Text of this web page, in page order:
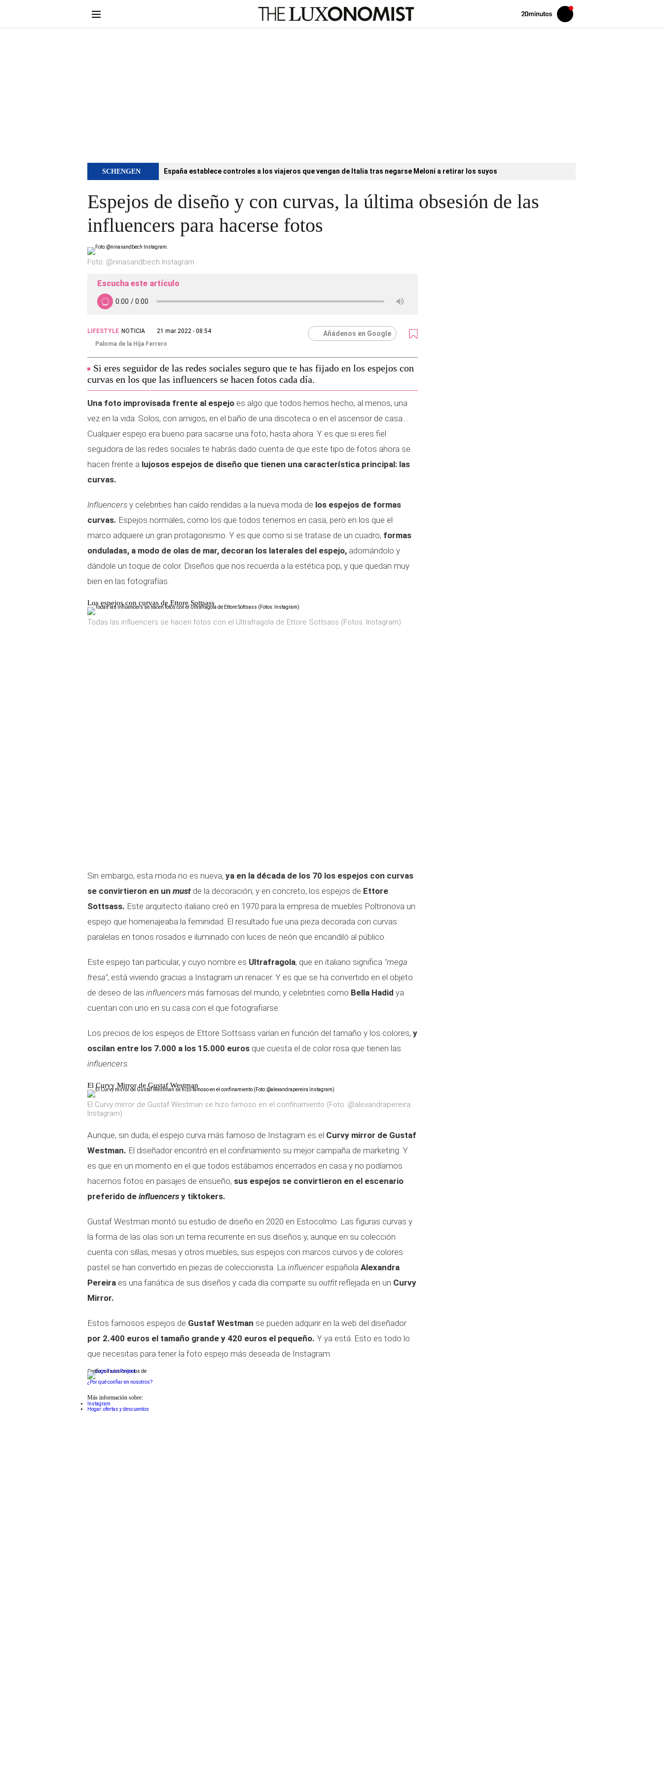
Volver
Iniciar
sesión
SCHENGEN España establece controles a los viajeros que vengan de Italia tras negarse Meloni a retirar los suyos
Espejos de diseño y con curvas, la última obsesión de las
influencers para hacerse fotos
Foto: @ninasandbech Instagram.
Escucha este artículo
LIFESTYLE NOTICIA
21 mar 2022 - 08:54
Paloma de la Hija Ferrero
Añádenos en Google
Si eres seguidor de las redes sociales seguro que te has fijado en los espejos con
curvas en los que las influencers se hacen fotos cada día.
Una foto improvisada frente al espejo es algo que todos hemos hecho, al menos, una
vez en la vida. Solos, con amigos, en el baño de una discoteca o en el ascensor de casa....
Cualquier espejo era bueno para sacarse una foto, hasta ahora. Y es que si eres fiel
seguidora de las redes sociales te habrás dado cuenta de que este tipo de fotos ahora se
hacen frente a lujosos espejos de diseño que tienen una característica principal: las
curvas.
Influencers y celebrities han caído rendidas a la nueva moda de los espejos de formas
curvas. Espejos normales, como los que todos tenemos en casa, pero en los que el
marco adquiere un gran protagonismo. Y es que como si se tratase de un cuadro, formas
onduladas, a modo de olas de mar, decoran los laterales del espejo, adornándolo y
dándole un toque de color. Diseños que nos recuerda a la estética pop, y que quedan muy
bien en las fotografías.
Los espejos con curvas de Ettore Sottsass
Todas las influencers se hacen fotos con el Ultrafragola de Ettore Sottsass (Fotos: Instagram)
Sin embargo, esta moda no es nueva, ya en la década de los 70 los espejos con curvas
se convirtieron en un must de la decoración, y en concreto, los espejos de Ettore
Sottsass. Este arquitecto italiano creó en 1970 para la empresa de muebles Poltronova un
espejo que homenajeaba la feminidad. El resultado fue una pieza decorada con curvas
paralelas en tonos rosados e iluminado con luces de neón que encandiló al público.
Este espejo tan particular, y cuyo nombre es Ultrafragola, que en italiano significa "mega
fresa", está viviendo gracias a Instagram un renacer. Y es que se ha convertido en el objeto
de deseo de las influencers más famosas del mundo, y celebrities como Bella Hadid ya
cuentan con uno en su casa con el que fotografiarse.
Los precios de los espejos de Ettore Sottsass varían en función del tamaño y los colores, y
oscilan entre los 7.000 a los 15.000 euros que cuesta el de color rosa que tienen las
influencers.
El Curvy Mirror de Gustaf Westman
El Curvy mirror de Gustaf Westman se hizo famoso en el confinamiento (Foto: @alexandrapereira
Instagram)
Aunque, sin duda, el espejo curva más famoso de Instagram es el Curvy mirror de Gustaf
Westman. El diseñador encontró en el confinamiento su mejor campaña de marketing. Y
es que en un momento en el que todos estábamos encerrados en casa y no podíamos
hacernos fotos en paisajes de ensueño, sus espejos se convirtieron en el escenario
preferido de influencers y tiktokers.
Gustaf Westman montó su estudio de diseño en 2020 en Estocolmo. Las figuras curvas y
la forma de las olas son un tema recurrente en sus diseños y, aunque en su colección
cuenta con sillas, mesas y otros muebles, sus espejos con marcos curvos y de colores
pastel se han convertido en piezas de coleccionista. La influencer española Alexandra
Pereira es una fanática de sus diseños y cada día comparte su outfitreflejada en un Curvy
Mirror.
Estos famosos espejos de Gustaf Westman se pueden adquirir en la web del diseñador
por 2.400 euros el tamaño grande y 420 euros el pequeño. Y ya está. Esto es todo lo
que necesitas para tener la foto espejo más deseada de Instagram.
Conforme a los criterios de
¿Por qué confiar en nosotros?
Más información sobre:
Instagram
Hogar: ofertas y descuentos